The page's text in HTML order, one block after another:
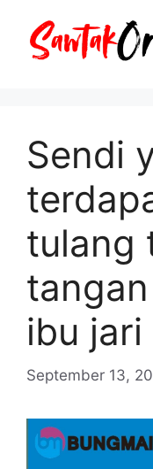
Sendi
tulang
ibu jari
September 13,